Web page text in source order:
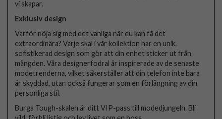
vi skapar.
Exklusiv design
Varför nöja sig med det vanliga när du kan få det
extraordinära? Varje skal i vår kollektion har en unik,
sofistikerad design som gör att din enhet sticker ut från
mängden. Våra designerfodral är inspirerade av de senaste
modetrenderna, vilket säkerställer att din telefon inte bara
är skyddad, utan också fungerar som en förlängning av din
personliga stil.
Burga Tough-skalen är ditt VIP-pass till modedjungeln. Bli